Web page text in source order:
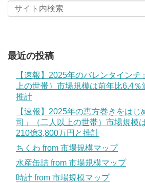
最近の投稿
【速報】2025年のバレンタインチ
上の世帯）市場規模は前年比6.4
推計
【速報】2025年の恵方巻きをは
司」（二人以上の世帯）市場規模
210億3,800万円と推計
ちくわ from 市場規模マップ
水産缶詰 from 市場規模マップ
時計 from 市場規模マップ